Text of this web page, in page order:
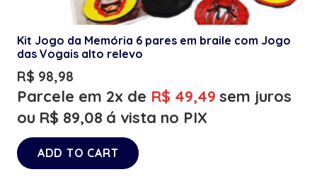
Kit Jogo da Memória 6 pares em braile com Jogo
das Vogais alto relevo
R$ 98,98
Parcele em 2x de R$ 49,49 sem juros
ou R$ 89,08 á vista no PIX
ADD TO CART